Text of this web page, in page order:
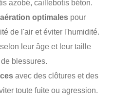
azobé, caillebotis béton.
optimales pour
de l'air et éviter l'humidité.
selon leur âge et leur taille
blessures.
avec des clôtures et des
toute fuite ou agression.